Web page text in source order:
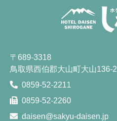
〒689-3318
鳥取県西伯郡大山町大山136-2
0859-52-2211
0859-52-2260
daisen@sakyu-daisen.jp